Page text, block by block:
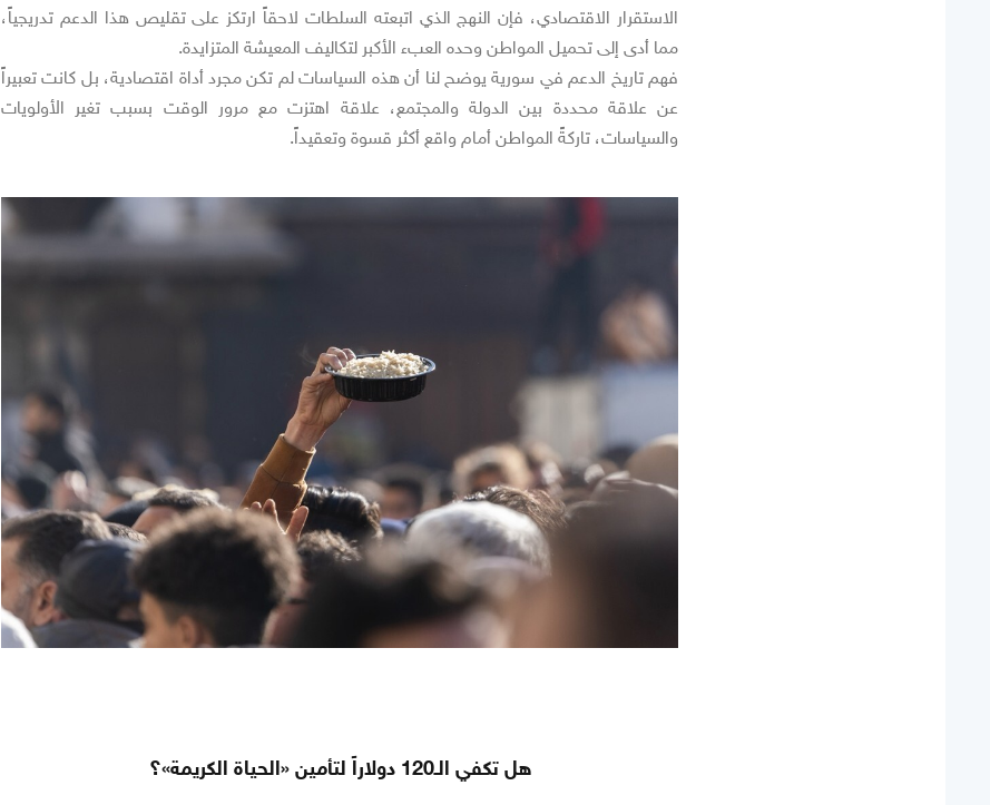
الاستقرار الاقتصادي، فإن النهج الذي اتبعته السلطات لاحقاً ارتكز على تقليص هذا الدعم تدريجياً،
مما أدى إلى تحميل المواطن وحده العبء الأكبر لتكاليف المعيشة المتزايدة.
فهم تاريخ الدعم في سورية يوضح لنا أن هذه السياسات لم تكن مجرد أداة اقتصادية، بل كانت تعبيراً
عن علاقة محددة بين الدولة والمجتمع، علاقة اهتزت مع مرور الوقت بسبب تغير الأولويات
والسياسات، تاركةً المواطن أمام واقع أكثر قسوة وتعقيداً.
هل تكفي الـ120 دولاراً لتأمين «الحياة الكريمة»؟